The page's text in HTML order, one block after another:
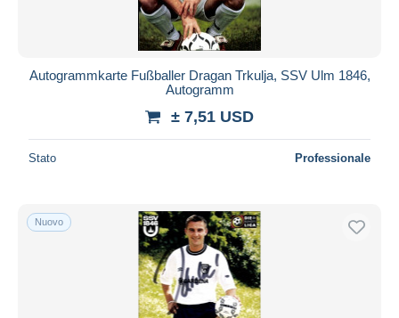
Autogrammkarte Fußballer Dragan Trkulja, SSV Ulm 1846,
Autogramm
± 7,51 USD
Stato Professionale
Nuovo